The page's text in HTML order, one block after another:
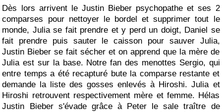
Dès lors arrivent le Justin Bieber psychopathe et ses 2
comparses pour nettoyer le bordel et supprimer tout le
monde, Julia se fait prendre et y perd un doigt, Daniel se
fait prendre puis sauter le caisson pour sauver Julia,
Justin Bieber se fait sécher et on apprend que la mère de
Julia est sur la base. Notre fan des menottes Sergio, qui
entre temps a été recapturé bute la comparse restante et
demande la liste des gosses enlevés à Hiroshi. Julia et
Hiroshi retrouvent respectivement mère et femme. Hélas
Justin Bieber s'évade grâce à Peter le sale traître de